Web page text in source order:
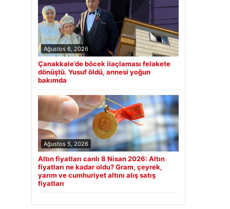
Ağustos 6, 2026
Çanakkale’de böcek ilaçlaması felakete
dönüştü. Yusuf öldü, annesi yoğun
bakımda
Ağustos 5, 2026
Altın fiyatları canlı 8 Nisan 2026: Altın
fiyatları ne kadar oldu? Gram, çeyrek,
yarım ve cumhuriyet altını alış satış
fiyatları